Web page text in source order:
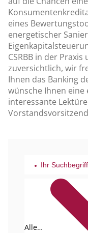
eines
energetischer
CSRBB in der
zuversichtlich, wir
Ihnen das Banking
wünsche Ihnen
interessante
Alle